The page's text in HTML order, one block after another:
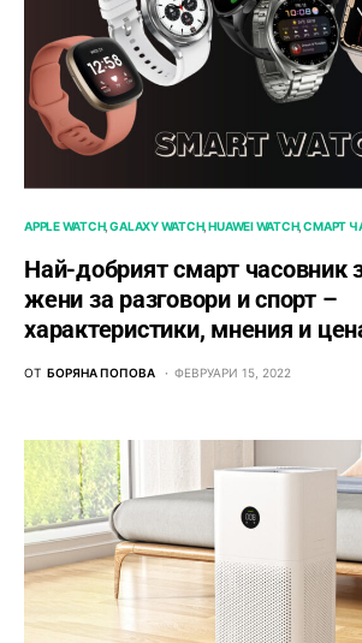
APPLE WATCH GALAXY WATCH HUAWEI WATCH СМАРТ
Най-добрият смарт часовник
жени за разговори и спорт –
характеристики, мнения и
ОТ БОРЯНА ПОПОВА ФЕВРУАРИ 15, 2022